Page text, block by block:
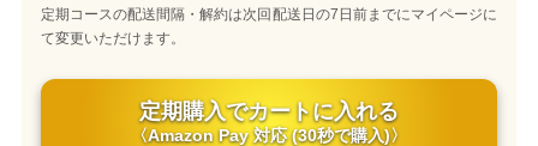
定期コースの配送間隔・解約は次回配送日の7日前までにマイページに
て変更いただけます。
定期購入でカートに入れる
〈Amazon Pay 対応 (30秒で購入)〉